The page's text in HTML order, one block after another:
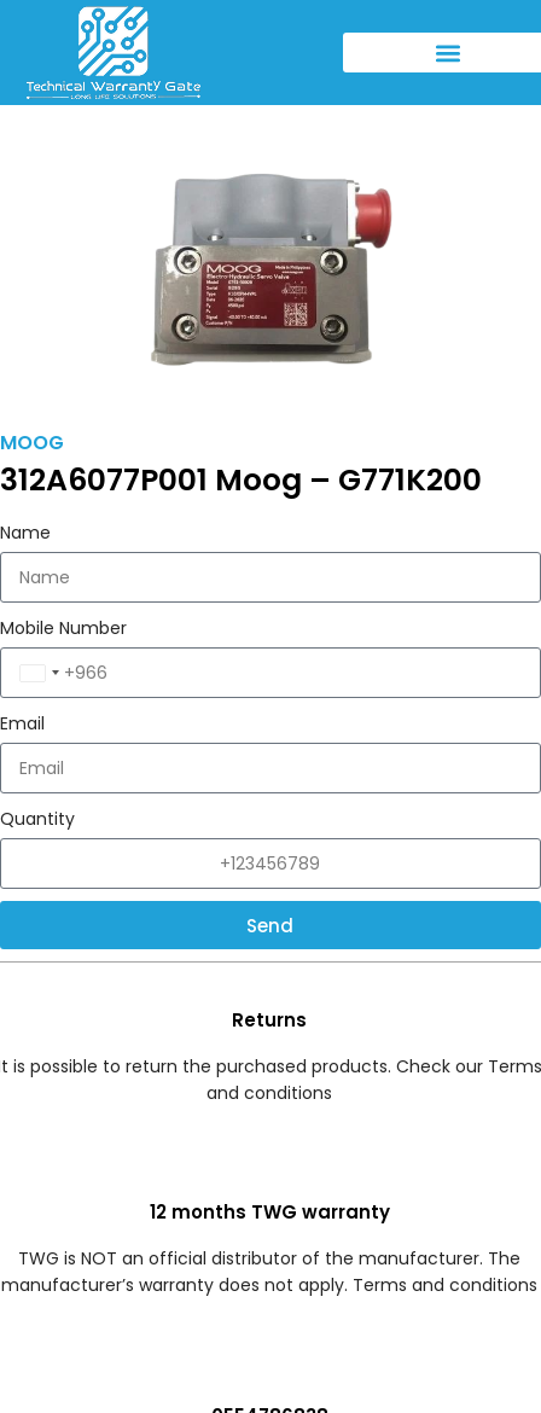
MOOG
312A6077P001 Moog – G771K200
Name
Mobile Number
Saudi
+966
Email
Quantity
Send
Returns
is possible to return the purchased products. Check our Terms
and conditions
12 months TWG warranty
TWG is NOT an official distributor of the manufacturer. The
manufacturer’s warranty does not apply. Terms and conditions